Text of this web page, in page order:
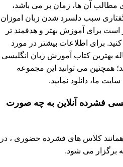
مطالب آن ها، زمان بر می باشد،
سبب دلسرد شدن زبان اموزان
است برای آموزش بهتر و هدفمند تر
برای اطلاعات بیشتر در مورد
بهترین کتاب آموزش زبان انگلیسی
همچنین می توانید این مجموعه
ما، دانلود نمایید.
فشرده آنلاین به چه صورت
همانند کلاس های فشرده حضوری ، در